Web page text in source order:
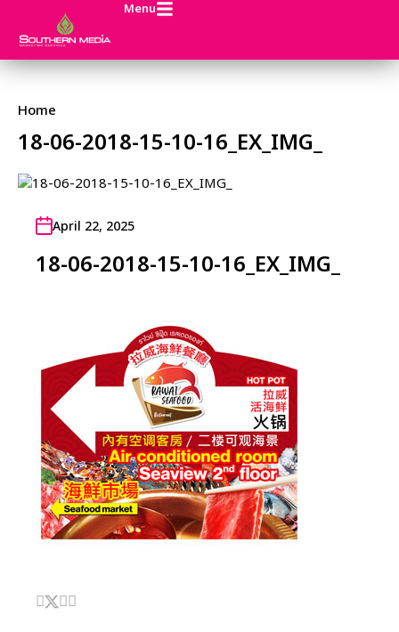
Menu
Home
18-06-2018-15-10-16_EX_IMG_
April 22, 2025
18-06-2018-15-10-16_EX_IMG_